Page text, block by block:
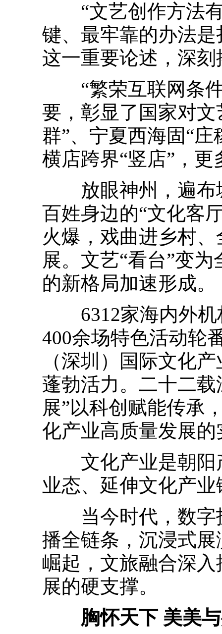
“文艺创作方法有
键、最牢靠的办法
这一重要论述，深
“繁荣互联网条件
要，彰显了国家对
群”、宁夏西海固“
横店跨界“竖店”，
放眼神州，遍布
百姓身边的“文化客
火爆，戏曲进乡村
展。文艺“看台”变
的新格局加速形成。
6312家海内外机
400余场特色活动
（深圳）国际文化
蓬勃活力。二十二
展”以科创赋能传承
化产业高质量发展
文化产业是朝阳
业态、延伸文化产
当今时代，数字
播全链条，沉浸式
崛起，文旅融合深
展的硬支撑。
胸怀天下 美美